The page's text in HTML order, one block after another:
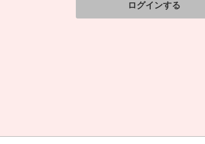
ログインする